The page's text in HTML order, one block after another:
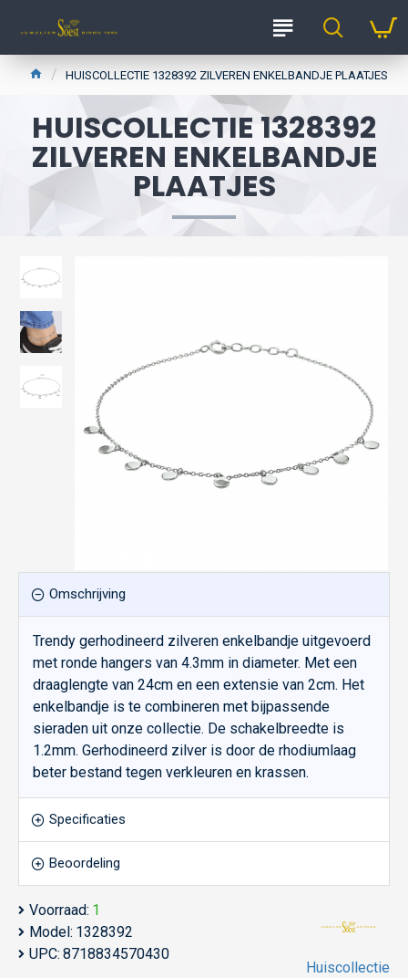
HUISCOLLECTIE 1328392 ZILVEREN ENKELBANDJE PLAATJES
HUISCOLLECTIE 1328392
ZILVEREN ENKELBANDJE
PLAATJES
Omschrijving
Trendy gerhodineerd zilveren enkelbandje uitgevoerd
met ronde hangers van 4.3mm in diameter. Met een
draaglengte van 24cm en een extensie van 2cm. Het
enkelbandje is te combineren met bijpassende
sieraden uit onze collectie. De schakelbreedte is
1.2mm. Gerhodineerd zilver is door de rhodiumlaag
beter bestand tegen verkleuren en krassen.
Specificaties
Beoordeling
Voorraad: 1
Model: 1328392
UPC: 8718834570430
Huiscollectie